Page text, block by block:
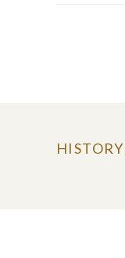
HISTORY